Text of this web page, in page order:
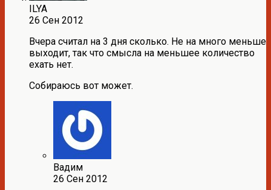
ILYA
26 Сен 2012
Вчера считал на 3 дня сколько. Не на много меньше
выходит, так что смысла на меньшее количество
ехать нет.
Собираюсь вот может.
Вадим
26 Сен 2012